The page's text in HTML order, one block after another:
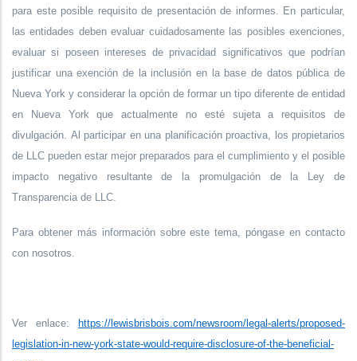
para este posible requisito de presentación de informes. En particular,
las entidades deben evaluar cuidadosamente las posibles exenciones,
evaluar si poseen intereses de privacidad significativos que podrían
justificar una exención de la inclusión en la base de datos pública de
Nueva York y considerar la opción de formar un tipo diferente de entidad
en Nueva York que actualmente no esté sujeta a requisitos de
divulgación. Al participar en una planificación proactiva, los propietarios
de LLC pueden estar mejor preparados para el cumplimiento y el posible
impacto negativo resultante de la promulgación de la Ley de
Transparencia de LLC.
Para obtener más información sobre este tema, póngase en contacto
con nosotros.
Ver enlace: https://lewisbrisbois.com/newsroom/legal-alerts/proposed-
legislation-in-new-york-state-would-require-disclosure-of-the-beneficial-